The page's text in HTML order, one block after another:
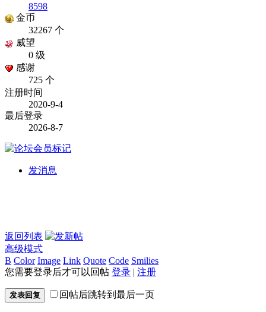
8598
金币
32267 个
威望
0 级
感谢
725 个
注册时间
2020-9-4
最后登录
2026-8-7
发消息
返回列表
高级模式
B Color Image Link Quote Code Smilies
您需要登录后才可以回帖 登录 | 注册
发表回复 回帖后跳转到最后一页